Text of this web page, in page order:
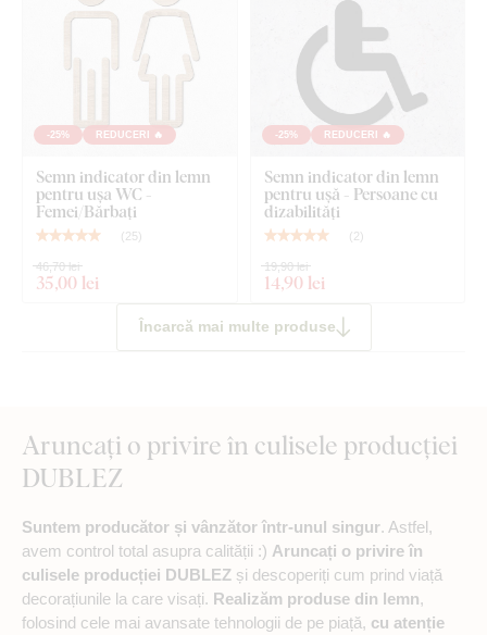
-25% REDUCERI 🔥
Semn indicator din lemn
pentru ușa WC -
Femei/Bărbați
( 25)
35,00 lei
46,70 lei
-25% REDUCERI 🔥
Semn indicator din lemn
pentru ușă - Persoane cu
dizabilități
( 2)
14,90 lei
19,90 lei
Încarcă mai multe produse
Aruncați o privire în culisele producției
DUBLEZ
Suntem producător și vânzător într-unul singur. Astfel,
avem control total asupra calității :) Aruncați o privire în
culisele producției DUBLEZ și descoperiți cum prind viață
decorațiunile la care visați. Realizăm produse din lemn,
folosind cele mai avansate tehnologii de pe piață, cu atenție